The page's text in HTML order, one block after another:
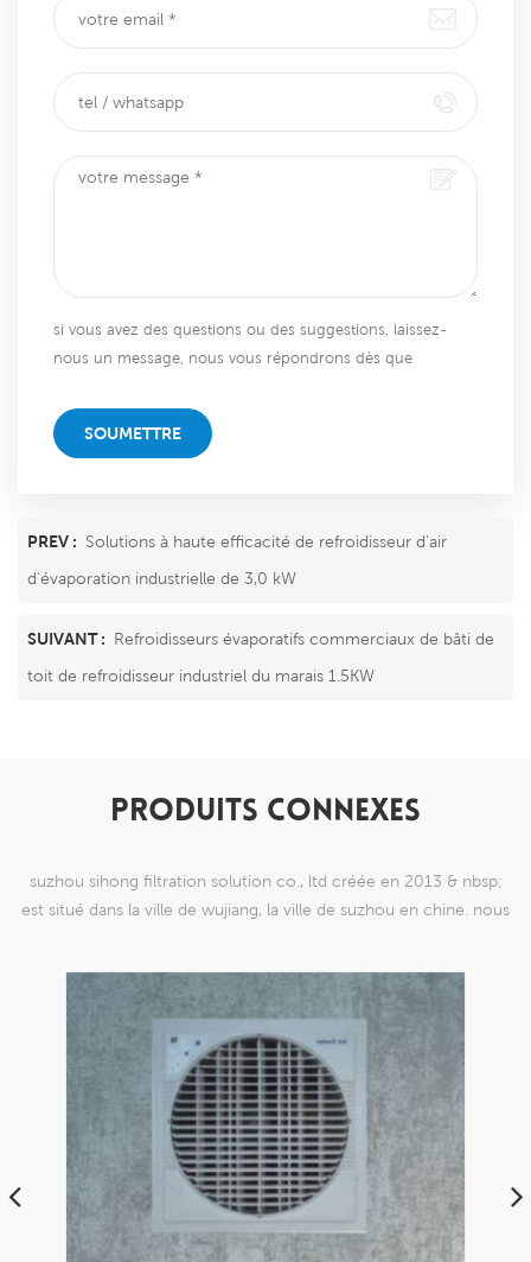
si vous avez des questions ou des suggestions, laissez-
nous un message, nous vous répondrons dès que
SOUMETTRE
PREV : Solutions à haute efficacité de refroidisseur d'air
d'évaporation industrielle de 3,0 kW
SUIVANT : Refroidisseurs évaporatifs commerciaux de bâti de
toit de refroidisseur industriel du marais 1.5KW
PRODUITS CONNEXES
suzhou sihong filtration solution co., ltd créée en 2013 & nbsp;
est situé dans la ville de wujiang, la ville de suzhou en chine. nous